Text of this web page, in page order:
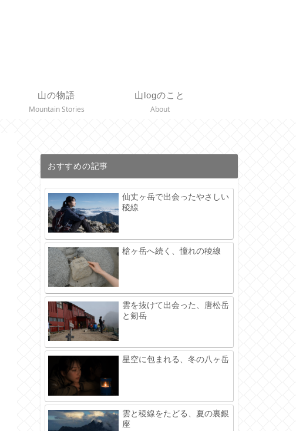
山の物語
Mountain Stories
山logのこと
About
おすすめの記事
仙丈ヶ岳で出会ったやさしい
稜線
槍ヶ岳へ続く、憧れの稜線
雲を抜けて出会った、唐松岳
と剱岳
星空に包まれる、冬の八ヶ岳
雲と稜線をたどる、夏の裏銀
座